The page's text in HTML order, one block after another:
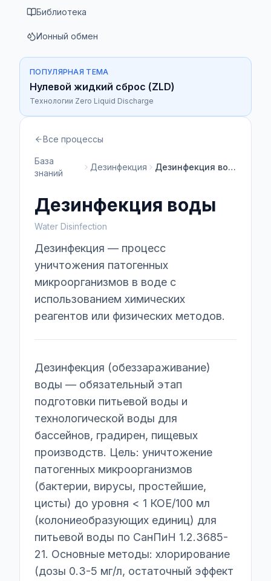
Библиотека
Ионный обмен
ПОПУЛЯРНАЯ ТЕМА
Нулевой жидкий сброс (ZLD)
Технологии Zero Liquid Discharge
Все процессы
База
знаний
Дезинфекция Дезинфекция воды
Дезинфекция воды
Water Disinfection
Дезинфекция — процесс
уничтожения патогенных
микроорганизмов в воде с
использованием химических
реагентов или физических методов.
Дезинфекция (обеззараживание)
воды — обязательный этап
подготовки питьевой воды и
технологической воды для
бассейнов, градирен, пищевых
производств. Цель: уничтожение
патогенных микроорганизмов
(бактерии, вирусы, простейшие,
цисты) до уровня < 1 КОЕ/100 мл
(колониеобразующих единиц) для
питьевой воды по СанПиН 1.2.3685-
21. Основные методы: хлорирование
(дозы 0.3-5 мг/л, остаточный эффект